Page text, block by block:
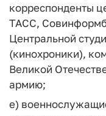
корреспонденты
ТАСС,
Центральной
(кинохроники),
Великой
армию;
е)